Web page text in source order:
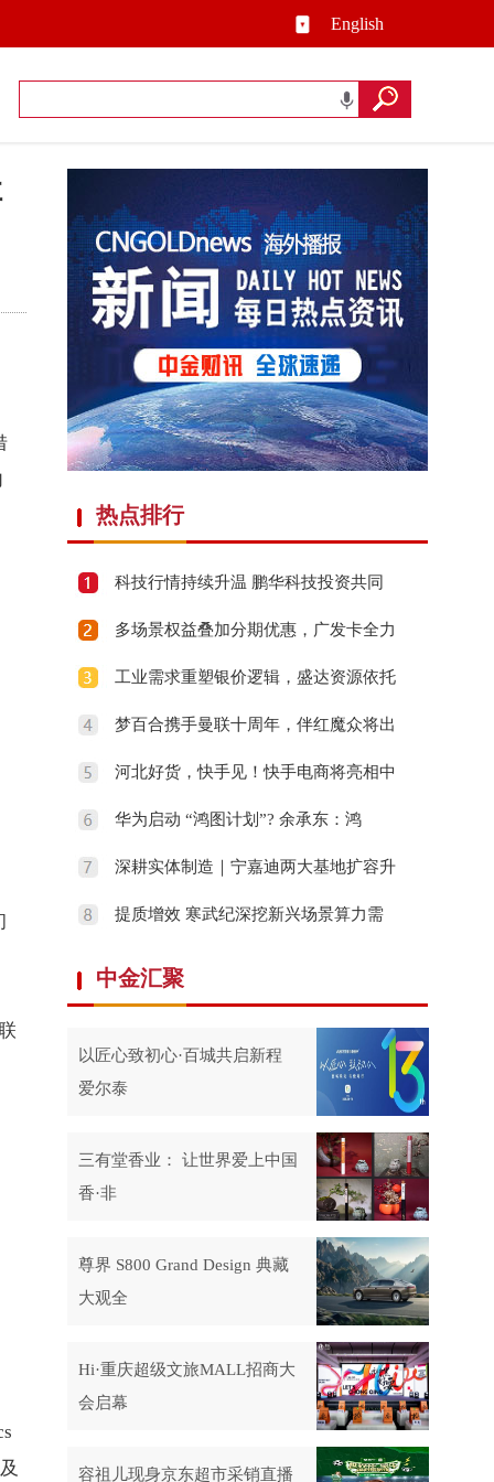
English
热点排行
科技行情持续升温 鹏华科技投资共同
多场景权益叠加分期优惠，广发卡全力
工业需求重塑银价逻辑，盛达资源依托
梦百合携手曼联十周年，伴红魔众将出
河北好货，快手见！快手电商将亮相中
华为启动 “鸿图计划”? 余承东：鸿
深耕实体制造｜宁嘉迪两大基地扩容升
提质增效 寒武纪深挖新兴场景算力需
中金汇聚
以匠心致初心·百城共启新程
爱尔泰
三有堂香业： 让世界爱上中国
香·非
尊界 S800 Grand Design 典藏
大观全
Hi·重庆超级文旅MALL招商大
会启幕
容祖儿现身京东超市采销直播